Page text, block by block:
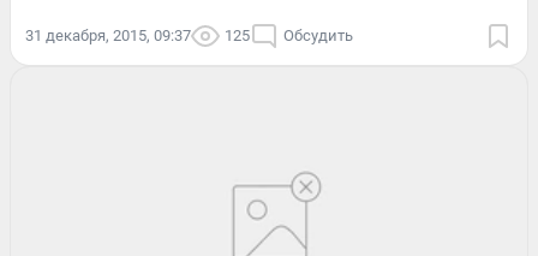
31 декабря, 2015, 09:37 125 Обсудить